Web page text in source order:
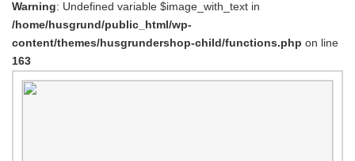
Warning: Undefined variable $image_with_text in
/home/husgrund/public_html/wp-
content/themes/husgrundershop-child/functions.php on line
163